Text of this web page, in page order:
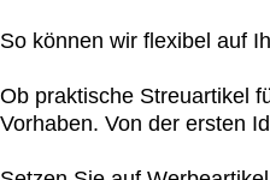
So können wir flexibel auf
Ob praktische Streuartikel
Vorhaben. Von der ersten